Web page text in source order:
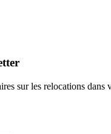
sur les relocations dans